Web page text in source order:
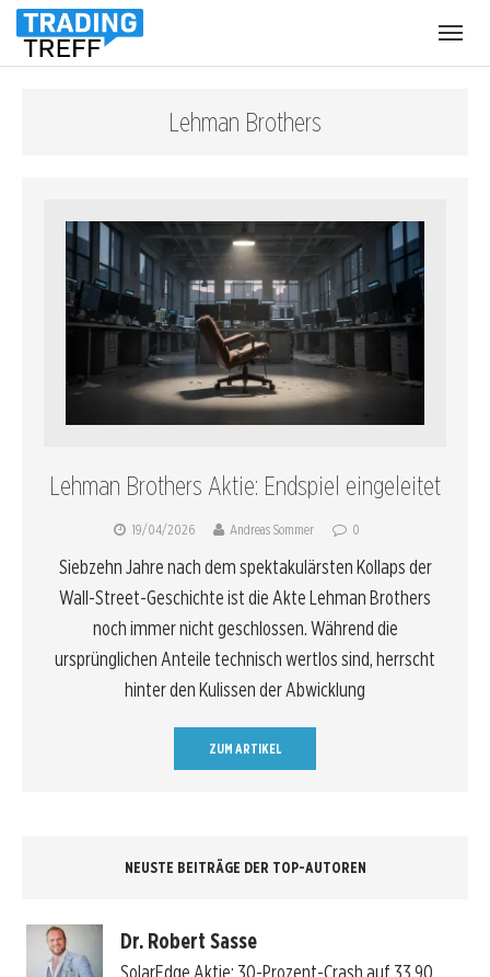
Lehman Brothers
Lehman Brothers Aktie: Endspiel eingeleitet
19/04/2026 Andreas Sommer 0
Siebzehn Jahre nach dem spektakulärsten Kollaps der
Wall-Street-Geschichte ist die Akte Lehman Brothers
noch immer nicht geschlossen. Während die
ursprünglichen Anteile technisch wertlos sind, herrscht
hinter den Kulissen der Abwicklung
ZUM ARTIKEL
NEUSTE BEITRÄGE DER TOP-AUTOREN
Dr. Robert Sasse
SolarEdge Aktie: 30-Prozent-Crash auf 33,90